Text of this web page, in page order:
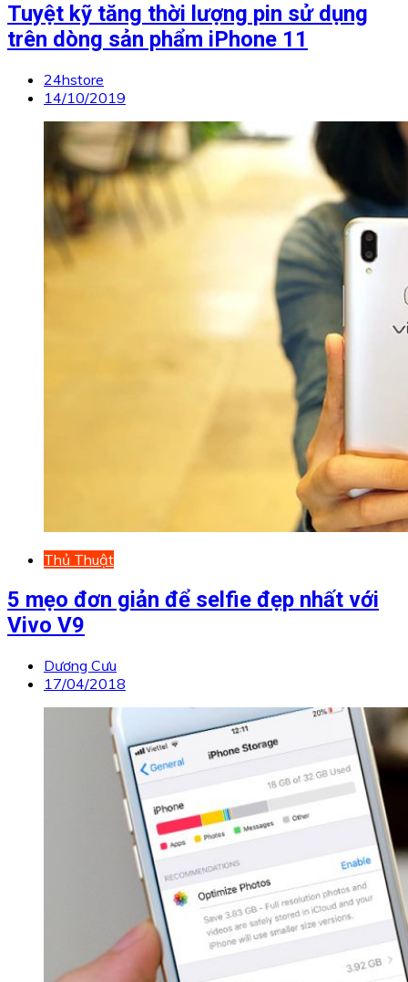
Tuyệt kỹ tăng thời lượng pin sử dụng
trên dòng sản phẩm iPhone 11
24hstore
14/10/2019
Thủ Thuật
5 mẹo đơn giản để selfie đẹp nhất với
Vivo V9
Dương Cưu
17/04/2018